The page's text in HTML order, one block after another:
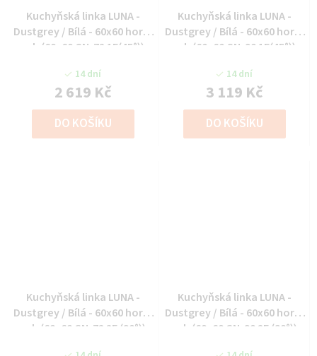
Kuchyňská linka LUNA -
Dustgrey / Bílá - 60x60 horní
roh (60x60 GN-72 1F(45°))
14 dní
2 619 Kč
DO KOŠÍKU
Kuchyňská linka LUNA -
Dustgrey / Bílá - 60x60 horní
roh (60x60 GN-90 1F(45°))
14 dní
3 119 Kč
DO KOŠÍKU
Kuchyňská linka LUNA -
Dustgrey / Bílá - 60x60 horní
roh (60x60 GN-72 2F (90°))
Kuchyňská linka LUNA -
Dustgrey / Bílá - 60x60 horní
roh (60x60 GN-90 2F (90°))